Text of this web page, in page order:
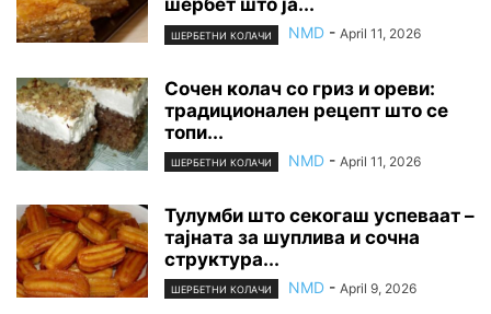
шербет што ја...
ШЕРБЕТНИ КОЛАЧИ NMD - April 11, 2026
Сочен колач со гриз и ореви:
традиционален рецепт што се
топи...
ШЕРБЕТНИ КОЛАЧИ NMD - April 11, 2026
Тулумби што секогаш успеваат –
тајната за шуплива и сочна
структура...
ШЕРБЕТНИ КОЛАЧИ NMD - April 9, 2026